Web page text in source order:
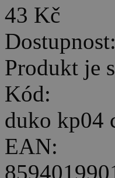
43 Kč
Dostupnost:
Produkt je
Kód:
duko kp04
EAN: